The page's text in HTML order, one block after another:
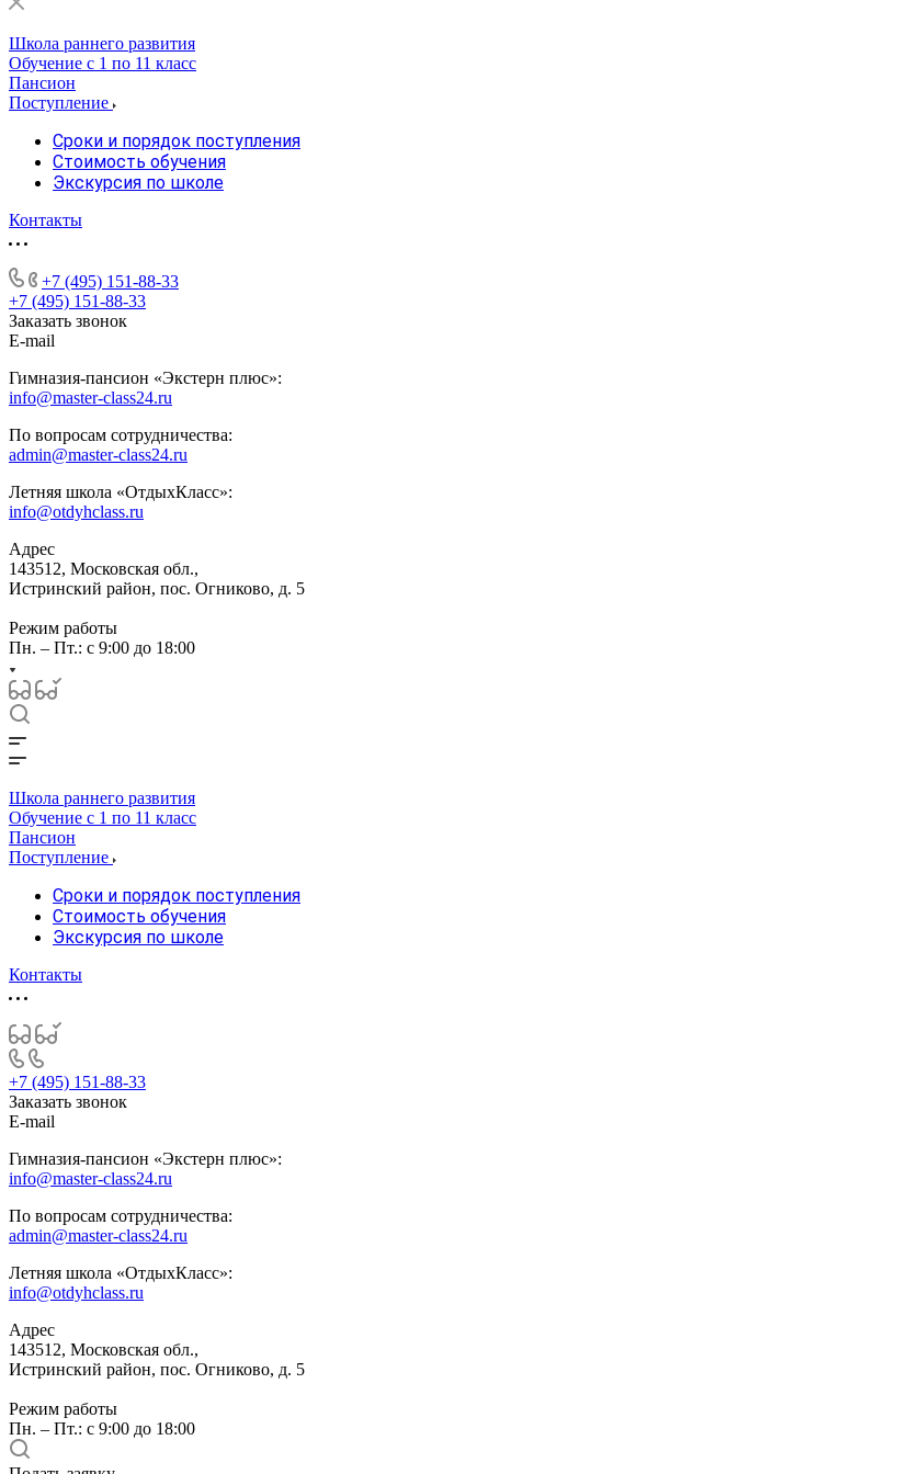
Школа раннего развития
Обучение с 1 по 11 класс
Пансион
Поступление
Сроки и порядок поступления
Стоимость обучения
Экскурсия по школе
Контакты
+7 (495) 151-88-33
+7 (495) 151-88-33
Заказать звонок
E-mail
Гимназия-пансион «Экстерн плюс»:
info@master-class24.ru
По вопросам сотрудничества:
admin@master-class24.ru
Летняя школа «ОтдыхКласс»:
info@otdyhclass.ru
Адрес
143512, Московская обл.,
Истринский район, пос. Огниково, д. 5
Режим работы
Пн. – Пт.: с 9:00 до 18:00
Школа раннего развития
Обучение с 1 по 11 класс
Пансион
Поступление
Сроки и порядок поступления
Стоимость обучения
Экскурсия по школе
Контакты
+7 (495) 151-88-33
Заказать звонок
E-mail
Гимназия-пансион «Экстерн плюс»:
info@master-class24.ru
По вопросам сотрудничества:
admin@master-class24.ru
Летняя школа «ОтдыхКласс»:
info@otdyhclass.ru
Адрес
143512, Московская обл.,
Истринский район, пос. Огниково, д. 5
Режим работы
Пн. – Пт.: с 9:00 до 18:00